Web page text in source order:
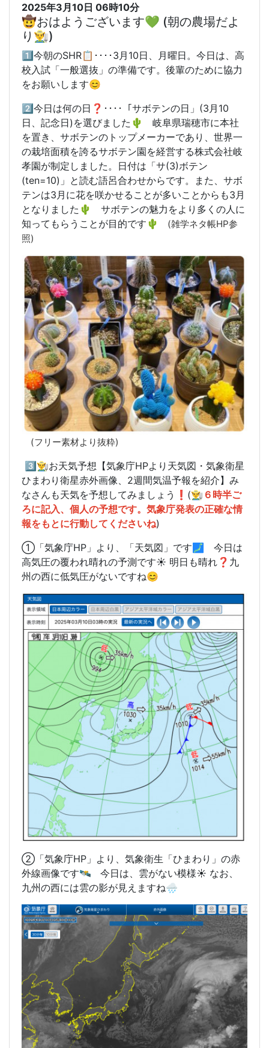
2025年3月10日 06時10分
🤠おはようございます💚 (朝の農場だよ
り👨‍🌾)
1️⃣今朝のSHR📋････3月10日、月曜日。今日は、高
校入試「一般選抜」の準備です。後輩のために協力
をお願いします😊
2️⃣今日は何の日❓････「サボテンの日」(3月10
日、記念日)を選びました🌵 岐阜県瑞穂市に本社
を置き、サボテンのトップメーカーであり、世界一
の栽培面積を誇るサボテン園を経営する株式会社岐
孝園が制定しました。日付は「サ(3)ボテン
(ten=10)」と読む語呂合わせからです。また、サボ
テンは3月に花を咲かせることが多いことからも3月
となりました🌵 サボテンの魅力をより多くの人に
知ってもらうことが目的です🌵
(雑学ネタ帳HP参
照)
(フリー素材より抜粋)
3️⃣👨‍🌾お天気予想【気象庁HPより天気図・気象衛星
ひまわり衛星赤外画像、2週間気温予報を紹介】み
なさんも天気を予想してみましょう❗️(👨‍🌾６時半ご
ろに記入、個人の予想です。気象庁発表の正確な情
報をもとに行動してくださいね)
①「気象庁HP」より、「天気図」です🗾 今日は
高気圧の覆われ晴れの予測です☀️ 明日も晴れ❓九
州の西に低気圧がないですね😊
②「気象庁HP」より、気象衛生「ひまわり」の赤
外線画像です🛰️ 今日は、雲がない模様☀️ なお、
九州の西には雲の影が見えますね🌧️